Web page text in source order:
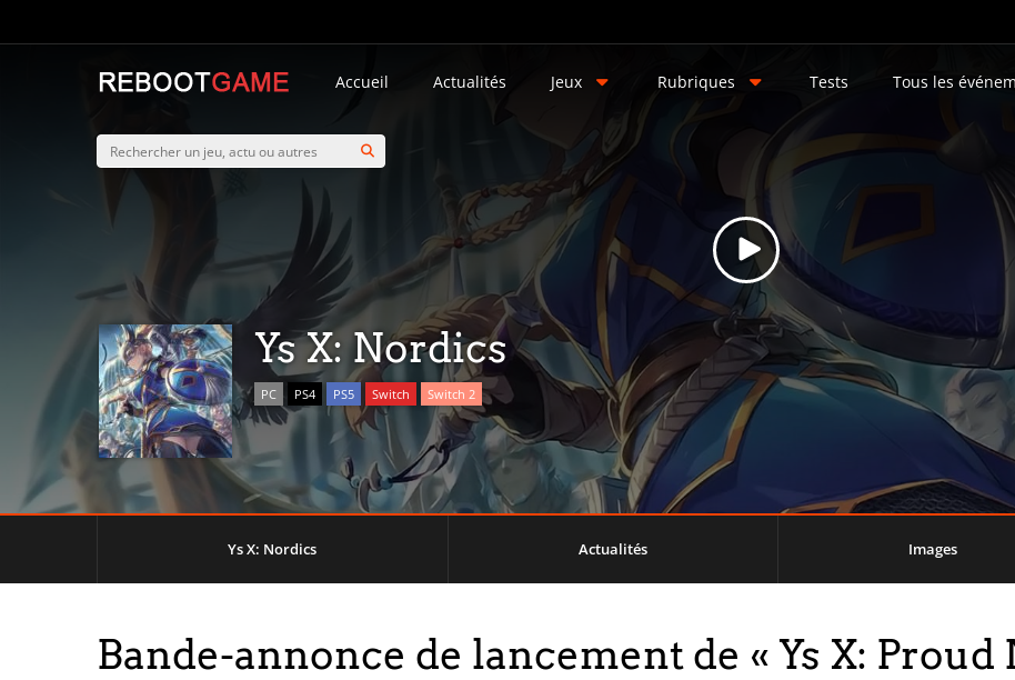
Accueil Actualités Jeux Rubriques Tests Tous les
Ys X: Nordics
PC PS4 PS5 Switch Switch 2
Ys X: Nordics Actualités Images
Bande-annonce de lancement de « Ys X: Proud